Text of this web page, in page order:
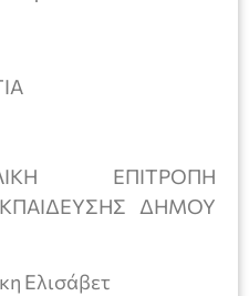
ΕΠΙΤΡΟΠΗ
ΔΗΜΟΥ
Ελισάβετ